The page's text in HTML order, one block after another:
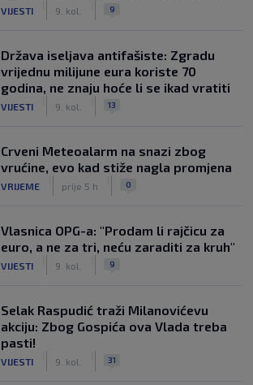
VIJESTI 9. kol. 9
Država iseljava antifašiste: Zgradu
vrijednu milijune eura koriste 70
godina, ne znaju hoće li se ikad vratiti
VIJESTI 9. kol. 13
Crveni Meteoalarm na snazi zbog
vrućine, evo kad stiže nagla promjena
VRIJEME prije 5 h 0
Vlasnica OPG-a: "Prodam li rajčicu za
euro, a ne za tri, neću zaraditi za kruh"
VIJESTI 9. kol. 9
Selak Raspudić traži Milanovićevu
akciju: Zbog Gospića ova Vlada treba
pasti!
VIJESTI 9. kol. 31